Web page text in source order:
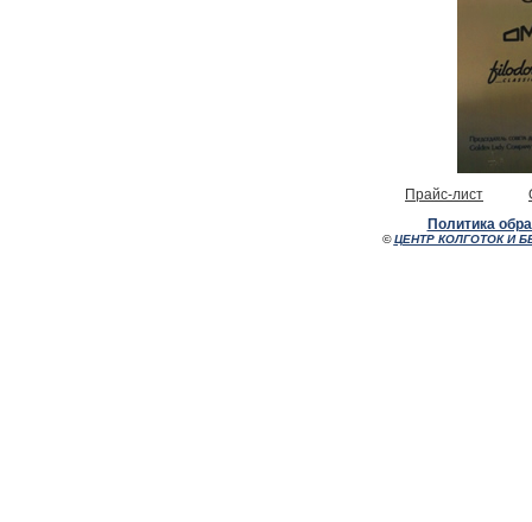
Прайс-лист
Политика
©ЦЕНТР КОЛГОТОК И